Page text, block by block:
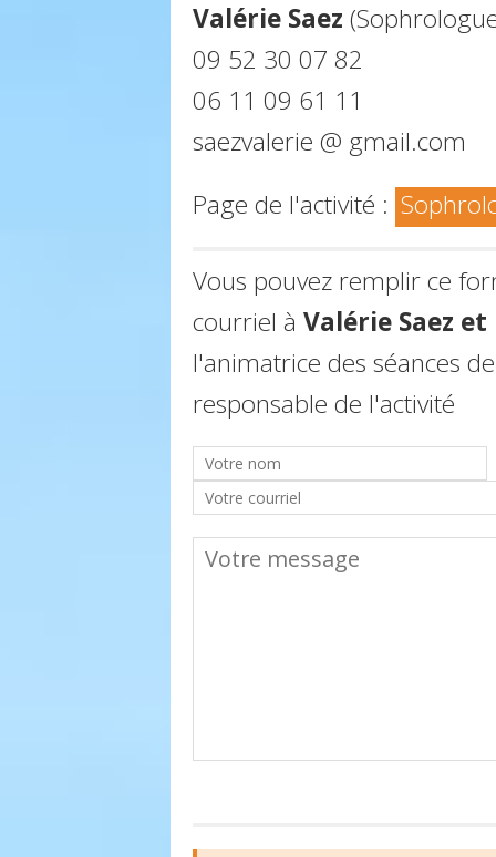
Valérie Saez
09 52 30 07 82
06 11 09 61 11
saezvalerie @ gmail.com
Page de l'activité :
Vous pouvez remplir ce
courriel à Valérie Saez
l'animatrice des séances
responsable de l'activité